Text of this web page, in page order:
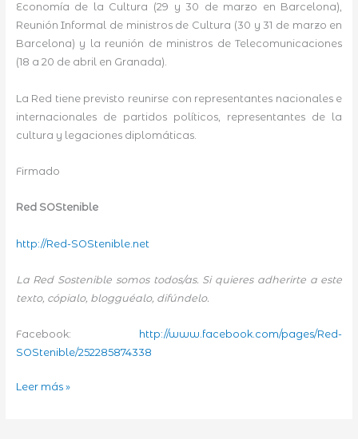
Economía de la Cultura (29 y 30 de marzo en Barcelona),
Reunión Informal de ministros de Cultura (30 y 31 de marzo en
Barcelona) y la reunión de ministros de Telecomunicaciones
(18 a 20 de abril en Granada).
La Red tiene previsto reunirse con representantes nacionales e
internacionales de partidos políticos, representantes de la
cultura y legaciones diplomáticas.
Firmado
Red SOStenible
http://Red-SOStenible.net
La Red Sostenible somos todos/as. Si quieres adherirte a este
texto, cópialo, blogguéalo, difúndelo.
Facebook:
http://www.facebook.com/pages/Red-
SOStenible/252285874338
Red
Leer más »